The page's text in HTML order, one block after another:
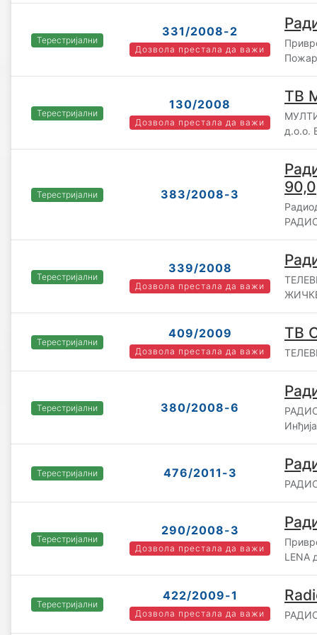
Терестријални
331/2008-2
Дозвола престала да важи
Терестријални
130/2008
Дозвола престала да важи
ТВ
д.о.о.
Терестријални 383/2008-3
90,0
Терестријални
339/2008
Дозвола престала да важи
Терестријални
409/2009
Дозвола престала да важи
ТВ
Терестријални 380/2008-6
Инђија
Терестријални 476/2011-3
Терестријални
290/2008-3
Дозвола престала да важи
LENA
Терестријални
422/2009-1
Дозвола престала да важи